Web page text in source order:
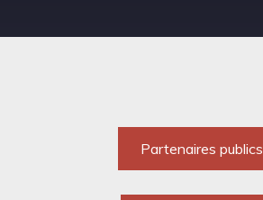
Partenaires publics